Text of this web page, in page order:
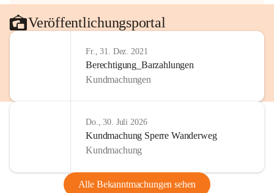
Veröffentlichungsportal
Fr., 31. Dez. 2021
Berechtigung_Barzahlungen
Kundmachungen
Do., 30. Juli 2026
Kundmachung Sperre Wanderweg
Kundmachung
Alle Bekanntmachungen sehen